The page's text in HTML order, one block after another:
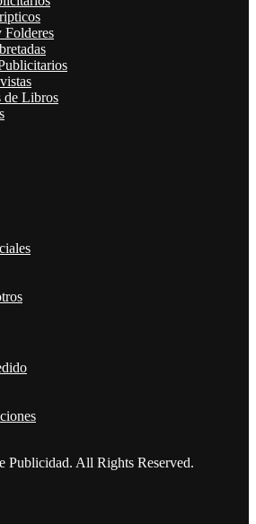
Folderes
de Libros
Publicidad. All Rights Reserved.